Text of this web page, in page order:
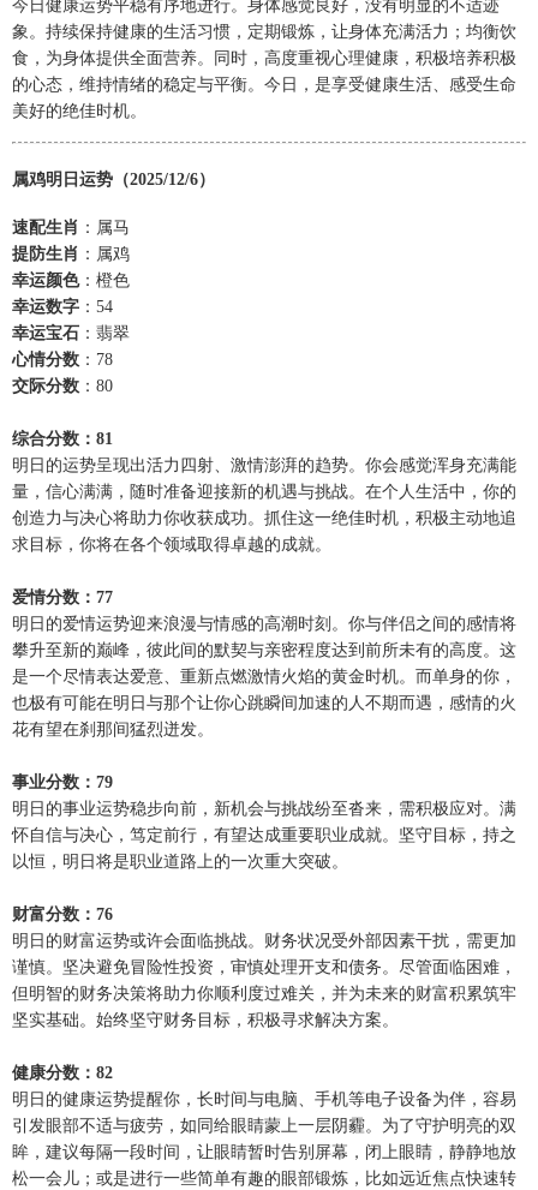
今日健康运势平稳有序地进行。身体感觉良好，没有明显的不适迹
象。持续保持健康的生活习惯，定期锻炼，让身体充满活力；均衡饮
食，为身体提供全面营养。同时，高度重视心理健康，积极培养积极
的心态，维持情绪的稳定与平衡。今日，是享受健康生活、感受生命
美好的绝佳时机。
属鸡明日运势（2025/12/6）
速配生肖 ：属马
提防生肖 ：属鸡
幸运颜色：橙色
幸运数字 ：54
幸运宝石 ：翡翠
心情分数 ：78
交际分数 ：80
综合分数：81
明日的运势呈现出活力四射、激情澎湃的趋势。你会感觉浑身充满能
量，信心满满，随时准备迎接新的机遇与挑战。在个人生活中，你的
创造力与决心将助力你收获成功。抓住这一绝佳时机，积极主动地追
求目标，你将在各个领域取得卓越的成就。
爱情分数：77
明日的爱情运势迎来浪漫与情感的高潮时刻。你与伴侣之间的感情将
攀升至新的巅峰，彼此间的默契与亲密程度达到前所未有的高度。这
是一个尽情表达爱意、重新点燃激情火焰的黄金时机。而单身的你，
也极有可能在明日与那个让你心跳瞬间加速的人不期而遇，感情的火
花有望在刹那间猛烈迸发。
事业分数：79
明日的事业运势稳步向前，新机会与挑战纷至沓来，需积极应对。满
怀自信与决心，笃定前行，有望达成重要职业成就。坚守目标，持之
以恒，明日将是职业道路上的一次重大突破。
财富分数：76
明日的财富运势或许会面临挑战。财务状况受外部因素干扰，需更加
谨慎。坚决避免冒险性投资，审慎处理开支和债务。尽管面临困难，
但明智的财务决策将助力你顺利度过难关，并为未来的财富积累筑牢
坚实基础。始终坚守财务目标，积极寻求解决方案。
健康分数：82
明日的健康运势提醒你，长时间与电脑、手机等电子设备为伴，容易
引发眼部不适与疲劳，如同给眼睛蒙上一层阴霾。为了守护明亮的双
眸，建议每隔一段时间，让眼睛暂时告别屏幕，闭上眼睛，静静地放
松一会儿；或是进行一些简单有趣的眼部锻炼，比如远近焦点快速转